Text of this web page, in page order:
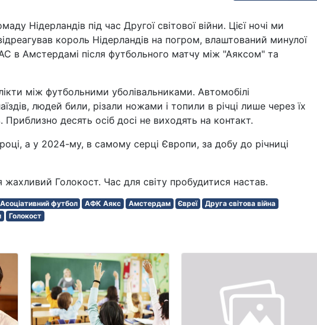
Нідерландів під час Другої світової війни. Цієї ночі ми
король Нідерландів на погром, влаштований минулої
в Амстердамі після футбольного матчу між "Аяксом" та
між футбольними уболівальниками. Автомобілі
людей били, різали ножами і топили в річці лише через їх
Приблизно десять осіб досі не виходять на контакт.
а у 2024-му, в самому серці Європи, за добу до річниці
Голокост. Час для світу пробудитися настав.
Асоціативний футбол АФК Аякс Амстердам Євреї
Друга світова війна
Голокост